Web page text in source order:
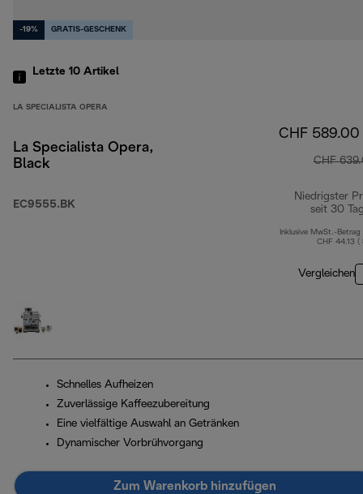
-19% GRATIS-GESCHENK
Letzte 10 Artikel
LA SPECIALISTA OPERA
La Specialista Opera,
Black
EC9555.BK
CHF 589.00
CHF
Niedrigster
seit 30
Inklusive MwSt.-Betrag
CHF 44.13 (
Vergleichen
Schnelles Aufheizen
Zuverlässige Kaffeezubereitung
Eine vielfältige Auswahl an Getränken
Dynamischer Vorbrühvorgang
Zum Warenkorb hinzufügen